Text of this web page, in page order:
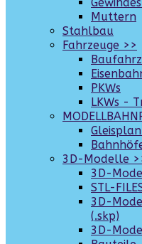
Muttern
Stahlbau
Fahrzeuge >>
PKWs
LKWs -
3D-Modelle
3D-
STL-
3D-
(.skp)
3D-